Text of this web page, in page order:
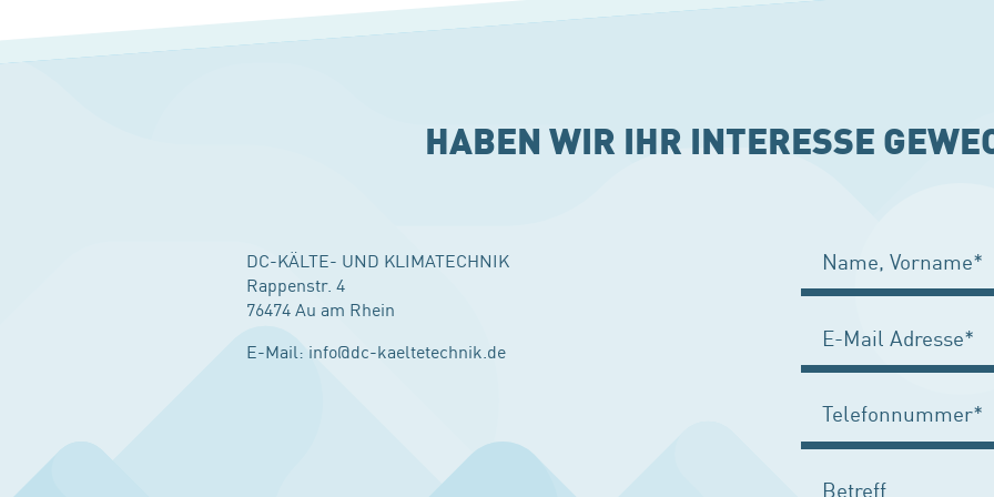
HABEN WIR IHR INTERESSE
DC-KÄLTE- UND KLIMATECHNIK
Rappenstr. 4
76474 Au am Rhein
E-Mail: info@dc-kaeltetechnik.de